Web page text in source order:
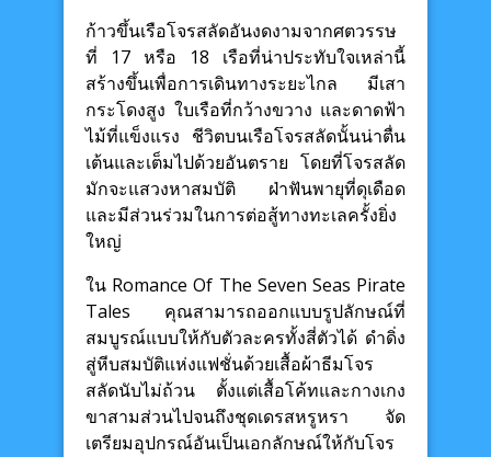
ก้าวขึ้นเรือโจรสลัดอันงดงามจากศตวรรษ
ที่ 17 หรือ 18 เรือที่น่าประทับใจเหล่านี้
สร้างขึ้นเพื่อการเดินทางระยะไกล มีเสา
กระโดงสูง ใบเรือที่กว้างขวาง และดาดฟ้า
ไม้ที่แข็งแรง ชีวิตบนเรือโจรสลัดนั้นน่าตื่น
เต้นและเต็มไปด้วยอันตราย โดยที่โจรสลัด
มักจะแสวงหาสมบัติ ฝ่าฟันพายุที่ดุเดือด
และมีส่วนร่วมในการต่อสู้ทางทะเลครั้งยิ่ง
ใหญ่
ใน Romance Of The Seven Seas Pirate
Tales คุณสามารถออกแบบรูปลักษณ์ที่
สมบูรณ์แบบให้กับตัวละครทั้งสี่ตัวได้ ดำดิ่ง
สู่หีบสมบัติแห่งแฟชั่นด้วยเสื้อผ้าธีมโจร
สลัดนับไม่ถ้วน ตั้งแต่เสื้อโค้ทและกางเกง
ขาสามส่วนไปจนถึงชุดเดรสหรูหรา จัด
เตรียมอุปกรณ์อันเป็นเอกลักษณ์ให้กับโจร